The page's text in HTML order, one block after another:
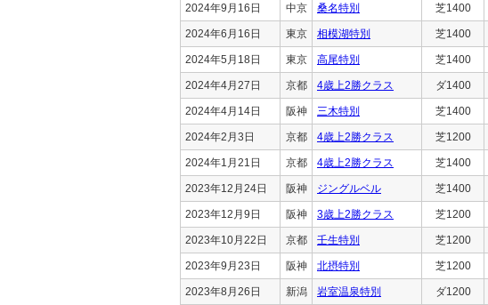
2024年9月16日 中京 桑名特別 芝1400
2024年6月16日 東京 相模湖特別 芝1400
2024年5月18日 東京 高尾特別 芝1400
2024年4月27日 京都 4歳上2勝クラス ダ1400
2024年4月14日 阪神 三木特別 芝1400
2024年2月3日 京都 4歳上2勝クラス 芝1200
2024年1月21日 京都 4歳上2勝クラス 芝1400
2023年12月24日 阪神 ジングルベル 芝1400
2023年12月9日 阪神 3歳上2勝クラス 芝1200
2023年10月22日 京都 壬生特別 芝1200
2023年9月23日 阪神 北摂特別 芝1200
2023年8月26日 新潟 岩室温泉特別 ダ1200